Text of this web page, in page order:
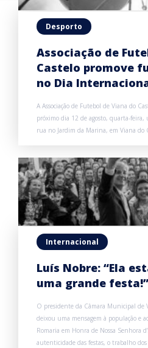
Desporto
Associação de
Castelo promove
no Dia
A Associação de Futebol de Viana do
próximo dia 12 de agosto, quarta-
rua no Jardim da Marina, em Viana do
Internacional
Luís Nobre: “Ela
uma grande festa!”
O presidente da Câmara Municipal de
deixou uma mensagem à população e
Romaria em Honra de Nossa Senhora
autenticidade das festas, o trabalho